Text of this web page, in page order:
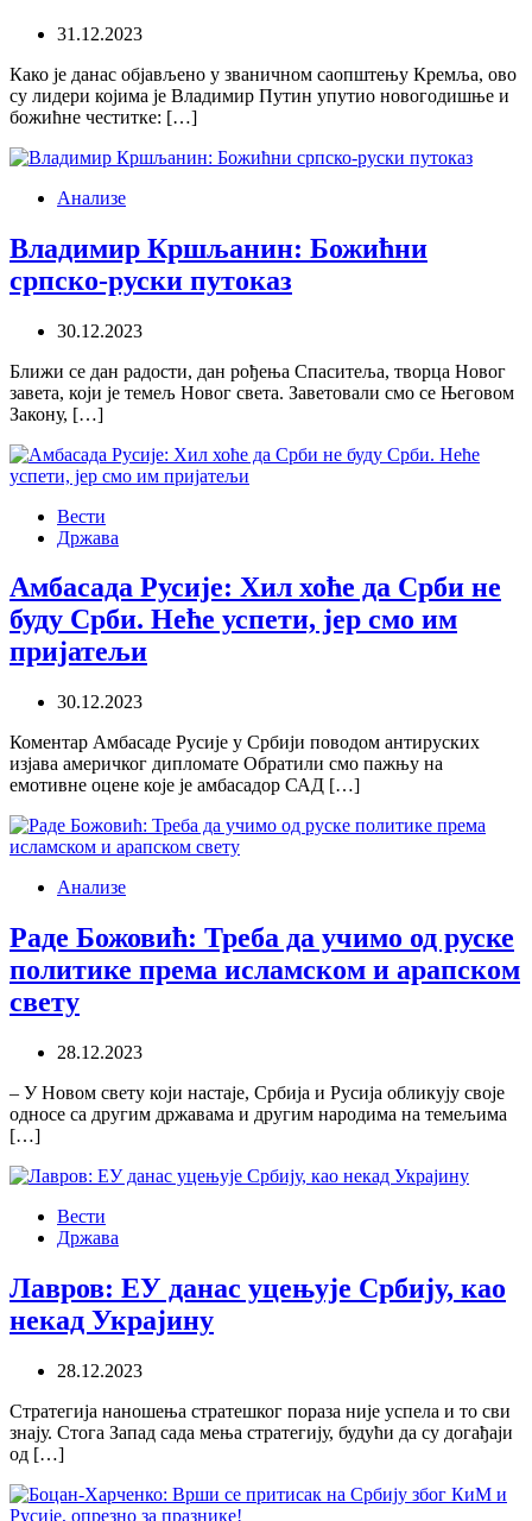
31.12.2023
Како је данас објављено у званичном саопштењу Кремља, ово
су лидери којима је Владимир Путин упутио новогодишње и
божићне честитке: […]
Анализе
Владимир Кршљанин: Божићни
српско-руски путоказ
30.12.2023
Ближи се дан радости, дан рођења Спаситеља, творца Новог
завета, који је темељ Новог света. Заветовали смо се Његовом
Закону, […]
Вести
Држава
Амбасада Русије: Хил хоће да Срби не
буду Срби. Неће успети, јер смо им
пријатељи
30.12.2023
Коментар Амбасаде Русије у Србији поводом антируских
изјава америчког дипломате Обратили смо пажњу на
емотивне оцене које је амбасадор САД […]
Анализе
Раде Божовић: Треба да учимо од руске
политике према исламском и арапском
свету
28.12.2023
– У Новом свету који настаје, Србија и Русија обликују своје
односе са другим државама и другим народима на темељима
[…]
Вести
Држава
Лавров: ЕУ данас уцењује Србију, као
некад Украјину
28.12.2023
Стратегија наношења стратешког пораза није успела и то сви
знају. Стога Запад сада мења стратегију, будући да су догађаји
од […]